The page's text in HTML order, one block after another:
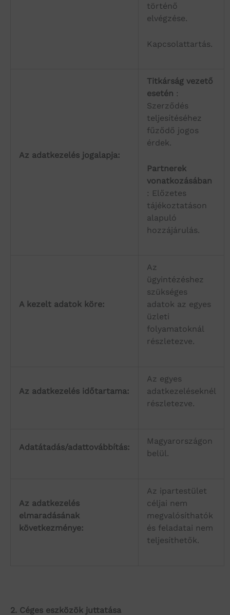
történő
elvégzése.
Kapcsolattartás.
Az adatkezelés jogalapja:
Titkárság vezető
esetén :
Szerződés
teljesítéséhez
fűződő jogos
érdek.
Partnerek
vonatkozásában
: Előzetes
tájékoztatáson
alapuló
hozzájárulás.
A kezelt adatok köre:
Az
ügyintézéshez
szükséges
adatok az egyes
üzleti
folyamatoknál
részletezve.
Az adatkezelés időtartama:
Az egyes
adatkezeléseknél
részletezve.
Adatátadás/adattovábbítás:
Magyarországon
belül.
Az adatkezelés
elmaradásának
következménye:
Az ipartestület
céljai nem
megvalósíthatók
és feladatai nem
teljesíthetők.
2. Céges eszközök juttatása